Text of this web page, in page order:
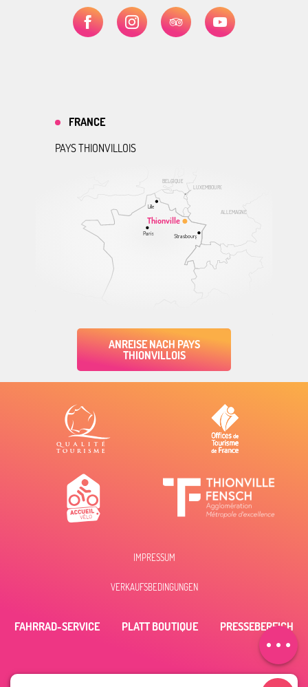
Per E-Mail
kontaktieren
ALLEMAGNE
BELGIQUE
LUXEMBOURG
Thionville
Lille
Paris Strasbourg
FRANCE
PAYS THIONVILLOIS
ANREISE NACH PAYS
THIONVILLOIS
IMPRESSUM
VERKAUFSBEDINGUNGEN
FAHRRAD-SERVICE PLATT BOUTIQUE PRESSEBEREICH